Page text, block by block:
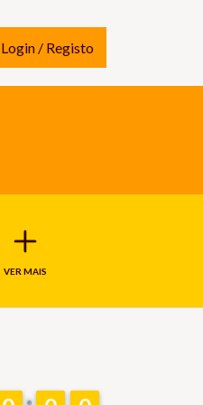
Login / Registo
VER MAIS